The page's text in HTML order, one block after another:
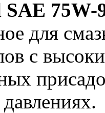
75W-
для
с